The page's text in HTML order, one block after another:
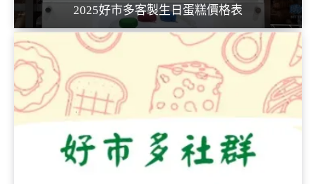
2025好市多客製生日蛋糕價格表